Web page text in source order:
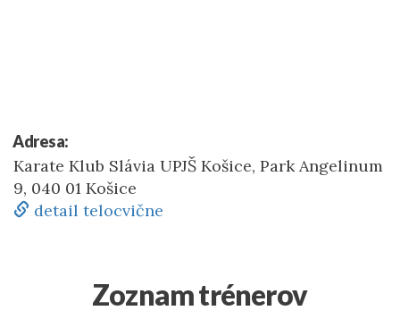
Adresa:
Karate Klub Slávia UPJŠ Košice, Park Angelinum
9, 040 01 Košice
detail telocvične
Zoznam trénerov